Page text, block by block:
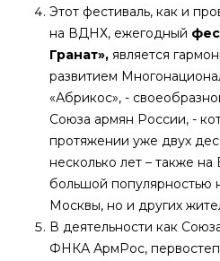
Этот фестиваль, как и
на ВДНХ, ежегодный
Гранат», является
развитием
«Абрикос», -
Союза армян России, -
протяжении уже двух
несколько лет – также
большой популярностью
Москвы, но и других
В деятельности как
ФНКА АрмРос,